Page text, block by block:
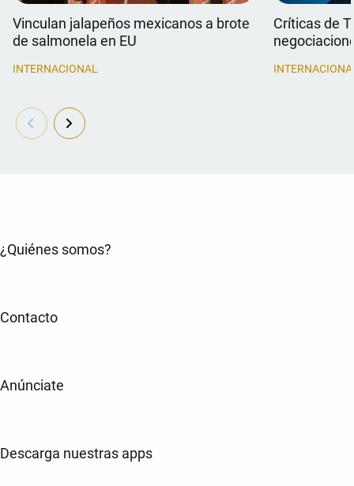
Vinculan jalapeños mexicanos a brote
de salmonela en EU
INTERNACIONAL
Críticas de
¿Quiénes somos?
Contacto
Anúnciate
Descarga nuestras apps